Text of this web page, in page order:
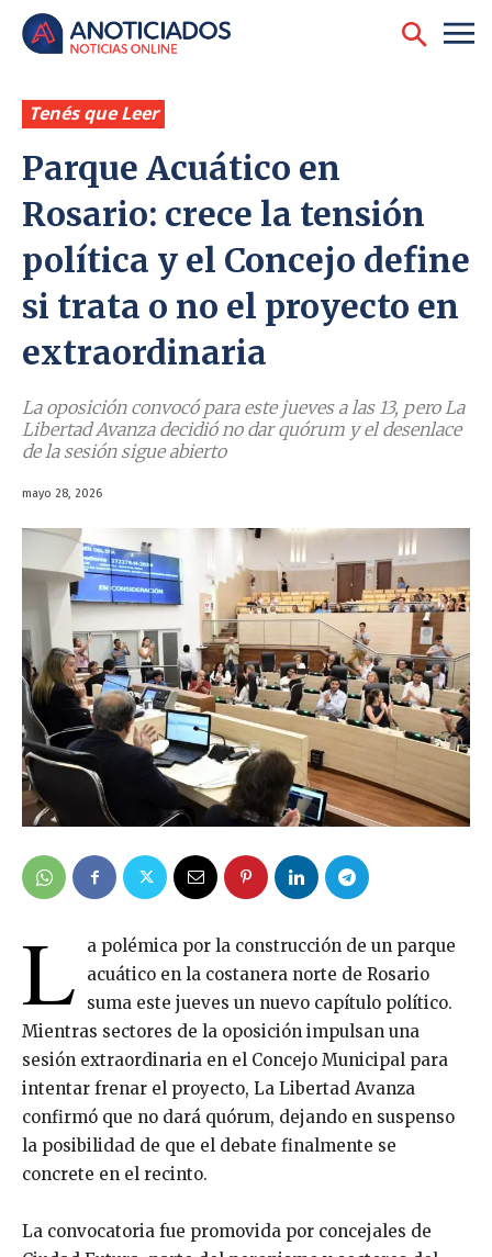
Tenés que Leer
Parque Acuático en
Rosario: crece la tensión
política y el Concejo define
si trata o no el proyecto en
extraordinaria
La oposición convocó para este jueves a las 13, pero La
Libertad Avanza decidió no dar quórum y el desenlace
de la sesión sigue abierto
mayo 28, 2026
L
a polémica por la construcción de un parque
acuático en la costanera norte de Rosario
suma este jueves un nuevo capítulo político.
Mientras sectores de la oposición impulsan una
sesión extraordinaria en el Concejo Municipal para
intentar frenar el proyecto, La Libertad Avanza
confirmó que no dará quórum, dejando en suspenso
la posibilidad de que el debate finalmente se
concrete en el recinto.
La convocatoria fue promovida por concejales de